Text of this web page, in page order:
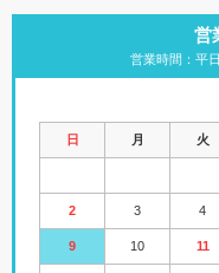
営
営業時間：平
日 月 火
2 3 4
9 10 11